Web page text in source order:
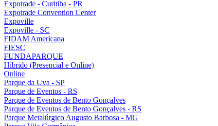
Expotrade - Curitiba - PR
Expotrade Convention Center
Expoville
Expoville - SC
FIDAM Americana
FIESC
FUNDAPARQUE
Híbrido (Presencial e Online)
Online
Parque da Uva - SP
Parque de Eventos - RS
Parque de Eventos de Bento Gonçalves
Parque de Eventos de Bento Gonçalves - RS
Parque Metalúrgico Augusto Barbosa - MG